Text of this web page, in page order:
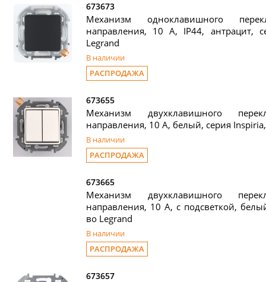
673673
Механизм одноклавишного
направления, 10 А, IP44, антрацит,
Legrand
В наличии
РАСПРОДАЖА
673655
Механизм двухклавишного
направления, 10 А, белый, серия
В наличии
РАСПРОДАЖА
673665
Механизм двухклавишного
направления, 10 А, с подсветкой,
во Legrand
В наличии
РАСПРОДАЖА
673657